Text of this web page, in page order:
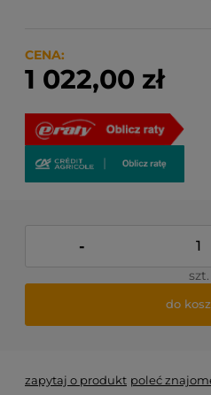
produktów które się w nim
CENA:
1 022,00 zł
-
szt.
do
zapytaj o produkt poleć